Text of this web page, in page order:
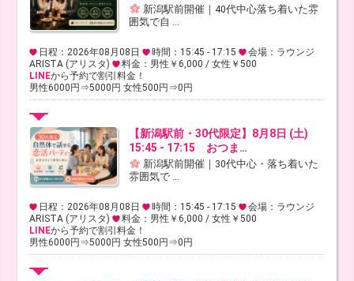
新潟駅前開催｜40代中心落ち着いた雰
囲気で自 ...
日程：2026年08月08日 時間：15:45 - 17:15
会場：ラウンジ
ARISTA (アリスタ)
料金：男性￥6,000 / 女性￥500
LINEから予約で割引料金！
男性6000円⇒5000円 女性500円⇒0円
【新潟駅前・30代限定】8月8日 (土)
15:45 - 17:15 おつま…
新潟駅前開催｜30代中心・落ち着いた
雰囲気で ...
日程：2026年08月08日 時間：15:45 - 17:15
会場：ラウンジ
ARISTA (アリスタ)
料金：男性￥6,000 / 女性￥500
LINEから予約で割引料金！
男性6000円⇒5000円 女性500円⇒0円